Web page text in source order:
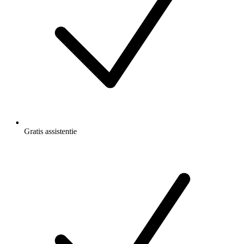
Gratis assistentie